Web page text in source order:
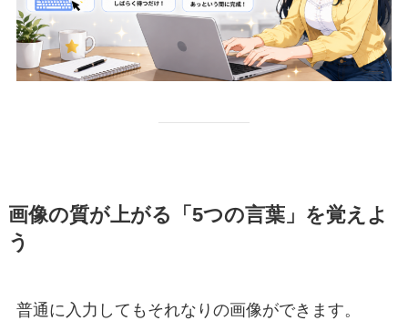
画像の質が上がる「5つの言葉」を覚えよ
う
普通に入力してもそれなりの画像ができます。